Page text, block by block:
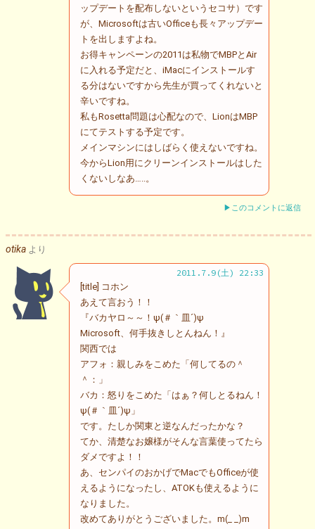
ップデートを配布しないというセコサ）です
が、Microsoftは古いOfficeも長々アップデー
トを出しますよね。
お得キャンペーンの2011は私物でMBPとAir
に入れる予定だと、iMacにインストールす
る分はないですから先生が買ってくれないと
辛いですね。
私もRosetta問題は心配なので、LionはMBP
にてテストする予定です。
メインマシンにはしばらく使えないですね。
今からLion用にクリーンインストールはした
くないしなあ…..。
▶このコメントに返信
otika より
2011.7.9(土) 22:33
[title] コホン
あえて言おう！！
『バカヤロ～～！ψ(＃｀皿´)ψ
Microsoft、何手抜きしとんねん！』
関西では
アフォ：親しみをこめた「何してるの＾
＾：」
バカ：怒りをこめた「はぁ？何しとるねん！
ψ(＃｀皿´)ψ」
です。たしか関東と逆なんだったかな？
てか、清楚なお嬢様がそんな言葉使ってたら
ダメですよ！！
あ、センパイのおかげでMacでもOfficeが使
えるようになったし、ATOKも使えるように
なりました。
改めてありがとうございました。m(_ _)m